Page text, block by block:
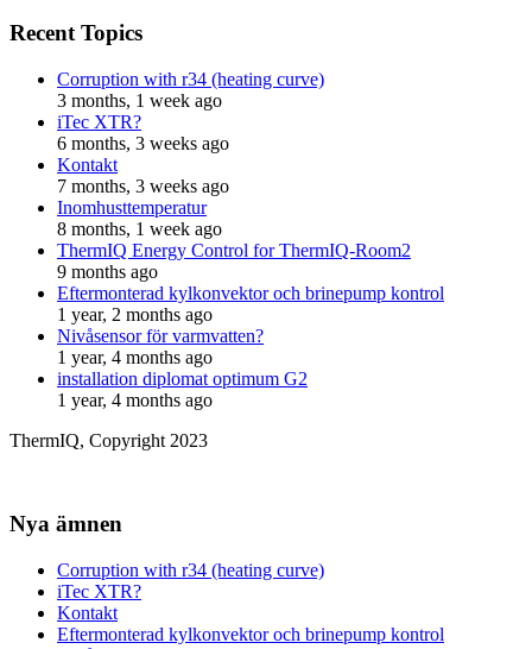
Recent Topics
Corruption with r34 (heating curve)
3 months, 1 week ago
iTec XTR?
6 months, 3 weeks ago
Kontakt
7 months, 3 weeks ago
Inomhusttemperatur
8 months, 1 week ago
ThermIQ Energy Control for ThermIQ-Room2
9 months ago
Eftermonterad kylkonvektor och brinepump kontrol
1 year, 2 months ago
Nivåsensor för varmvatten?
1 year, 4 months ago
installation diplomat optimum G2
1 year, 4 months ago
ThermIQ, Copyright 2023
Nya ämnen
Corruption with r34 (heating curve)
iTec XTR?
Kontakt
Eftermonterad kylkonvektor och brinepump kontrol